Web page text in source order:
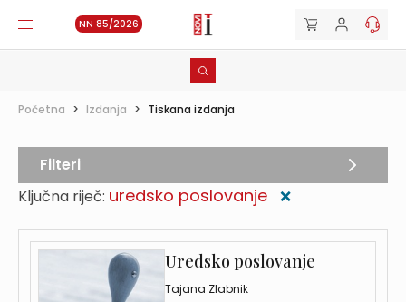
NN 85/2026
Početna > Izdanja > Tiskana izdanja
Ključna riječ: uredsko poslovanje ❌
Uredsko poslovanje
Tajana Zlabnik
Filteri